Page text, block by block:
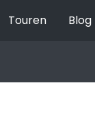
Touren Blog